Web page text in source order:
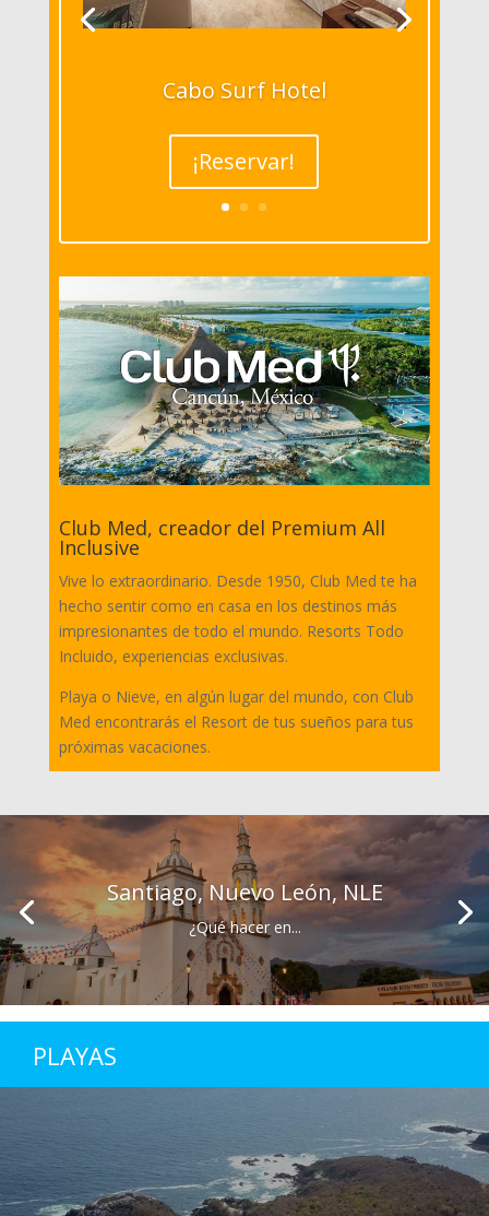
Cabo Surf Hotel
¡Reservar!
Club Med, creador del Premium All
Inclusive
Vive lo extraordinario. Desde 1950, Club Med te ha
hecho sentir como en casa en los destinos más
impresionantes de todo el mundo. Resorts Todo
Incluido, experiencias exclusivas.
Playa o Nieve, en algún lugar del mundo, con Club
Med encontrarás el Resort de tus sueños para tus
próximas vacaciones.
Santiago, Nuevo León, NLE
¿Qué hacer en...
PLAYAS